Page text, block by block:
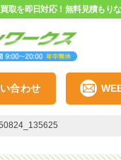
取を即日対応！無料見積もり
合わせ